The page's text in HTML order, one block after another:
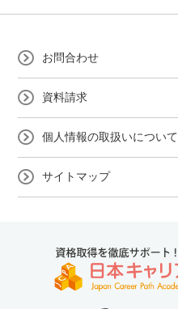
お問合わせ
資料請求
個人情報の取扱いについて
サイトマップ